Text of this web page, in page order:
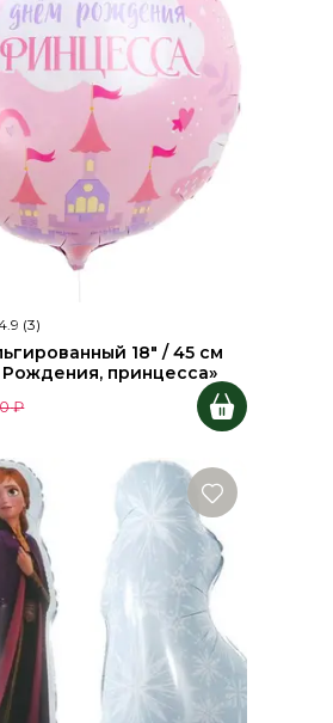
(3)
18" / 45 см
принцесса»
₽